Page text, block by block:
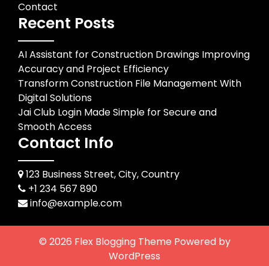
Contact
Recent Posts
AI Assistant for Construction Drawings Improving
Accuracy and Project Efficiency
Transform Construction File Management With
Digital Solutions
Jai Club Login Made Simple for Secure and
Smooth Access
Contact Info
123 Business Street, City, Country
+1 234 567 890
info@example.com
© 2026 Flex Blogging Theme Powered by
WordPress